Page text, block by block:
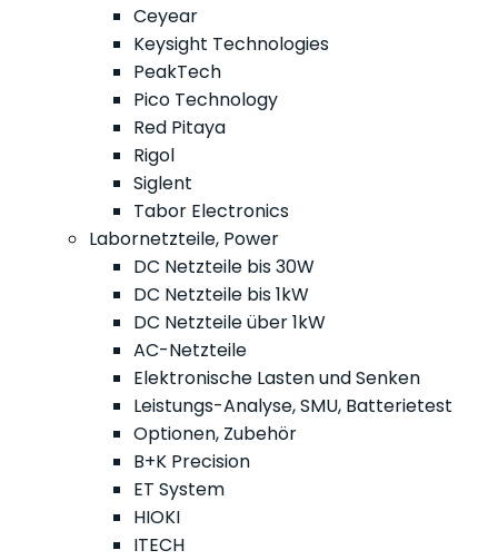
Ceyear
Keysight Technologies
PeakTech
Pico Technology
Red Pitaya
Rigol
Siglent
Tabor Electronics
Labornetzteile, Power
DC Netzteile bis 30W
DC Netzteile bis 1kW
DC Netzteile über 1kW
AC-Netzteile
Elektronische Lasten und Senken
Leistungs-Analyse, SMU, Batterietest
Optionen, Zubehör
B+K Precision
ET System
HIOKI
ITECH